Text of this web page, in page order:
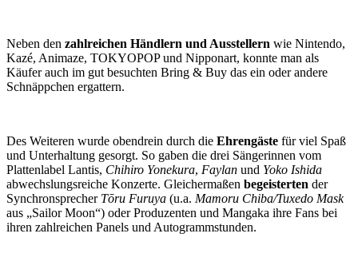
Neben den zahlreichen Händlern und Ausstellern wie Nintendo,
Kazé, Animaze, TOKYOPOP und Nipponart, konnte man als
Käufer auch im gut besuchten Bring & Buy das ein oder andere
Schnäppchen ergattern.
Des Weiteren wurde obendrein durch die Ehrengäste für viel Spaß
und Unterhaltung gesorgt. So gaben die drei Sängerinnen vom
Plattenlabel Lantis, Chihiro Yonekura, Faylan und Yoko Ishida
abwechslungsreiche Konzerte. Gleichermaßen begeisterten der
Synchronsprecher Tōru Furuya (u.a. Mamoru Chiba/Tuxedo Mask
aus „Sailor Moon“) oder Produzenten und Mangaka ihre Fans bei
ihren zahlreichen Panels und Autogrammstunden.